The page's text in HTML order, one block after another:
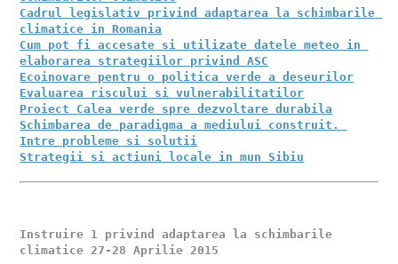
Cadrul legislativ privind adaptarea la schimbarile
climatice in Romania
Cum pot fi accesate si utilizate datele meteo in
elaborarea strategiilor privind ASC
Ecoinovare pentru o politica verde a deseurilor
Evaluarea riscului si vulnerabilitatilor
Proiect Calea verde spre dezvoltare durabila
Schimbarea de paradigma a mediului construit.
Intre probleme si solutii
Strategii si actiuni locale in mun Sibiu
Instruire 1 privind adaptarea la schimbarile